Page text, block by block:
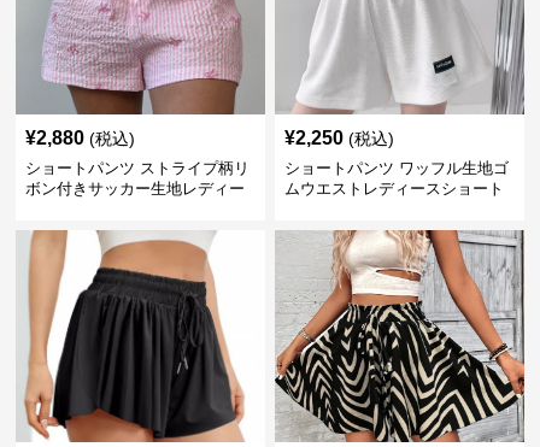
¥2,880 (税込)
ショートパンツ ストライプ柄リ
ボン付きサッカー生地レディー
¥2,250 (税込)
ショートパンツ ワッフル生地ゴ
ムウエストレディースショート